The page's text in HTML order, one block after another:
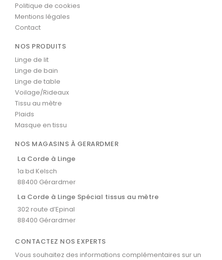
Politique de cookies
Mentions légales
Contact
NOS PRODUITS
Linge de lit
Linge de bain
Linge de table
Voilage/Rideaux
Tissu au mètre
Plaids
Masque en tissu
NOS MAGASINS À GERARDMER
La Corde à Linge
1a bd Kelsch
88400 Gérardmer
La Corde à Linge Spécial tissus au mètre
302 route d’Epinal
88400 Gérardmer
CONTACTEZ NOS EXPERTS
Vous souhaitez des informations complémentaires sur un